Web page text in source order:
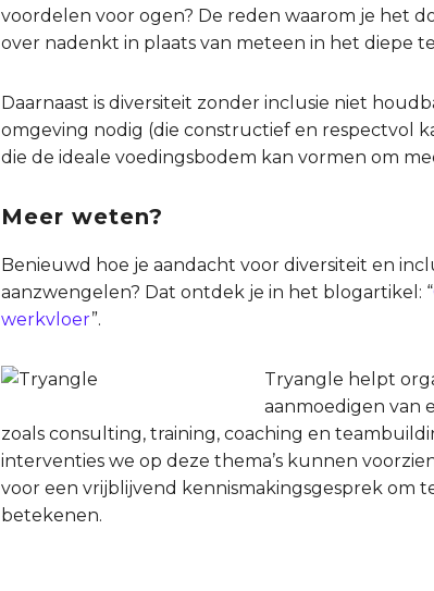
voordelen voor ogen? De reden waarom je het
over nadenkt in plaats van meteen in het diepe
Daarnaast is diversiteit zonder inclusie niet
omgeving nodig (die constructief en respectvol
die de ideale voedingsbodem kan vormen om
Meer weten?
Benieuwd hoe je aandacht voor diversiteit en
aanzwengelen? Dat ontdek je in het blogartikel: “
werkvloer”.
Tryangle helpt
aanmoedigen van
zoals consulting, training, coaching en
interventies we op deze thema’s kunnen
voor een vrijblijvend kennismakingsgesprek om
betekenen.